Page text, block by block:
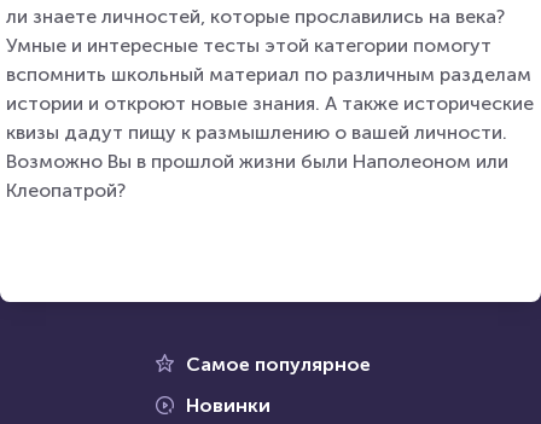
ли знаете личностей, которые прославились на века?
Умные и интересные тесты этой категории помогут
вспомнить школьный материал по различным разделам
истории и откроют новые знания. А также исторические
квизы дадут пищу к размышлению о вашей личности.
Возможно Вы в прошлой жизни были Наполеоном или
Клеопатрой?
Самое популярное
Новинки